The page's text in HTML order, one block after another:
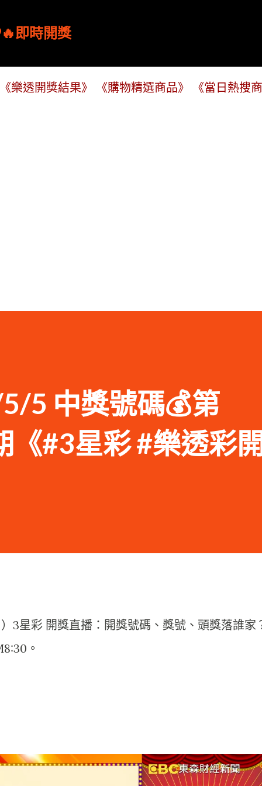
即時開獎
《樂透開獎結果》 《購物精選商品》 《當日熱搜
5 中獎號碼💰第
#3星彩 #樂透彩
）3星彩 開獎直播：開獎號碼、獎號、頭獎落誰家
。